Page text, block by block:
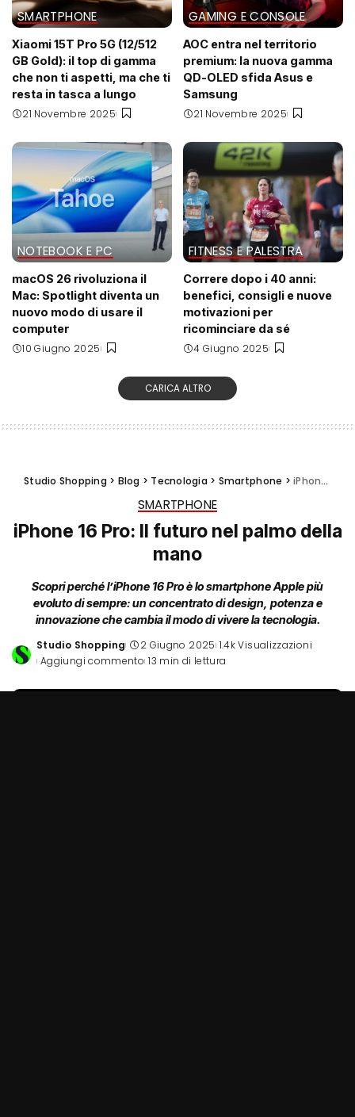
SMARTPHONE
Xiaomi 15T Pro 5G (12/512
GB Gold): il top di gamma
che non ti aspetti, ma che ti
resta in tasca a lungo
21 Novembre 2025
GAMING E CONSOLE
AOC entra nel territorio
premium: la nuova gamma
QD-OLED sfida Asus e
Samsung
21 Novembre 2025
NOTEBOOK E PC
macOS 26 rivoluziona il
Mac: Spotlight diventa un
nuovo modo di usare il
computer
10 Giugno 2025
FITNESS E PALESTRA
Correre dopo i 40 anni:
benefici, consigli e nuove
motivazioni per
ricominciare da sé
4 Giugno 2025
CARICA ALTRO
Studio Shopping > Blog > Tecnologia > Smartphone >iPhone 16 Pro: Il futuro nel palmo della mano
SMARTPHONE
iPhone 16 Pro: Il futuro nel palmo della
mano
Scopri perché l’iPhone 16 Pro è lo smartphone Apple più
evoluto di sempre: un concentrato di design, potenza e
innovazione che cambia il modo di vivere la tecnologia.
Posted
by
Studio Shopping 2 Giugno 2025 1.4k Visualizzazioni
Aggiungi commento 13 min di lettura